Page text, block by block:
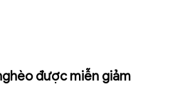
được miễn giảm